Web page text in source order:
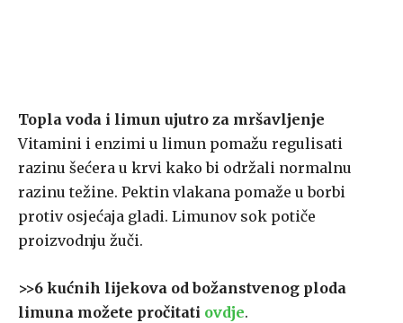
Topla voda i limun ujutro za mršavljenje
Vitamini i enzimi u limun pomažu regulisati
razinu šećera u krvi kako bi održali normalnu
razinu težine. Pektin vlakana pomaže u borbi
protiv osjećaja gladi. Limunov sok potiče
proizvodnju žuči.
>>6 kućnih lijekova od božanstvenog ploda
limuna možete pročitati ovdje.